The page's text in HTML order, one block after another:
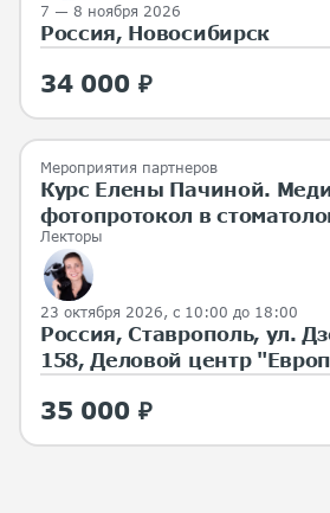
7 — 8 ноября 2026
Россия, Новосибирск
34 000 ₽
Мероприятия партнеров
Курс Елены Пачиной.
фотопротокол в
Лекторы
23 октября 2026, с 10:00 до 18:00
Россия, Ставрополь, ул.
158, Деловой центр
35 000 ₽